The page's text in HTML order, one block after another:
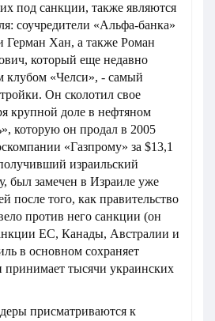
под санкции, также являются
соучредители «Альфа-банка»
Хан, а также Роман
который еще недавно
клубом «Челси», - самый
Он сколотил свое
крупной доле в нефтяном
которую он продал в 2005
«Газпрому» за $13,1
израильский
был замечен в Израиле уже
после того, как правительство
против него санкции (он
ЕС, Канады, Австралии и
в основном сохраняет
принимает тысячи украинских
присматриваются к